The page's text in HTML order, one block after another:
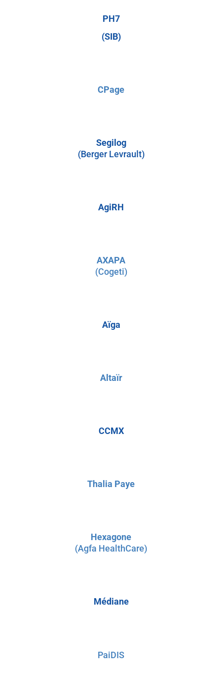
PH7
(SIB)
CPage
Segilog
(Berger Levrault)
AgiRH
AXAPA
(Cogeti)
Aïga
Altaïr
CCMX
Thalia Paye
Hexagone
(Agfa HealthCare)
Médiane
PaiDIS